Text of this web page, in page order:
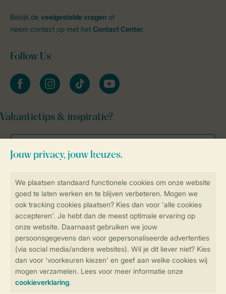
Controle over jouw gegevens &
Veilig en snel online boeken
Veilige gegevensoverdracht
Veilige betaling
Bekijk de veelgestelde vragen of
neem contact op met het Contact Center.
Follow Us
facebookinstagramtiktok youtube
Vakantietips & inspiratie?